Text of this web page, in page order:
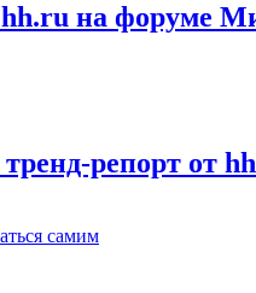
hh.ru на форуме
репорт от